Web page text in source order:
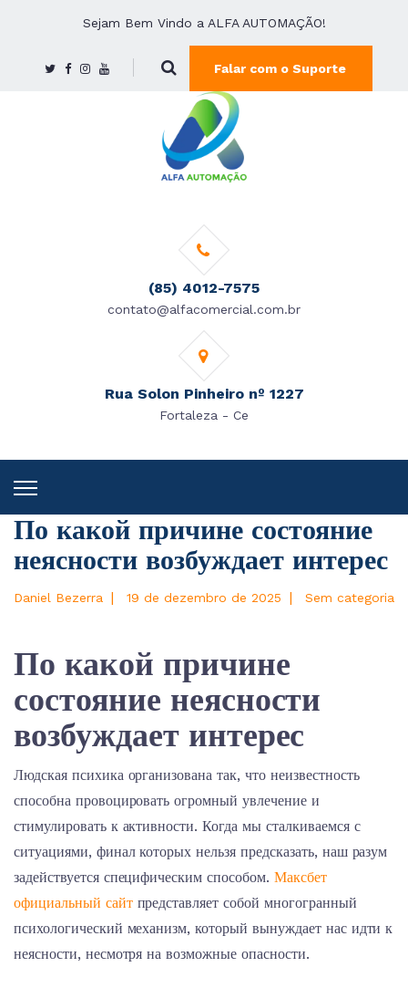
Sejam Bem Vindo a ALFA AUTOMAÇÃO!
Falar com o Suporte
(85) 4012-7575
contato@alfacomercial.com.br
Rua Solon Pinheiro nº 1227
Fortaleza - Ce
По какой причине состояние
неясности возбуждает интерес
Daniel Bezerra | 19 de dezembro de 2025 | Sem categoria
По какой причине
состояние неясности
возбуждает интерес
Людская психика организована так, что неизвестность
способна провоцировать огромный увлечение и
стимулировать к активности. Когда мы сталкиваемся с
ситуациями, финал которых нельзя предсказать, наш разум
задействуется специфическим способом. Максбет
официальный сайтпредставляет собой многогранный
психологический механизм, который вынуждает нас идти к
неясности, несмотря на возможные опасности.